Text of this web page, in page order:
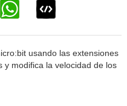
usando las extensiones
y modifica la velocidad de los